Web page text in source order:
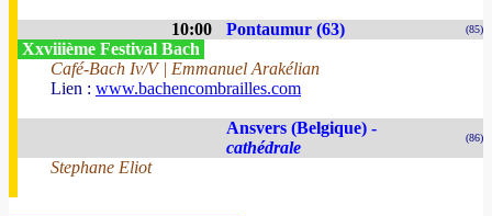
10:00 Pontaumur (63) (85)
Xxviiième Festival Bach
Café-Bach Iv/V | Emmanuel Arakélian
Lien : www.bachencombrailles.com
Ansvers (Belgique) -
cathédrale
(86)
Stephane Eliot